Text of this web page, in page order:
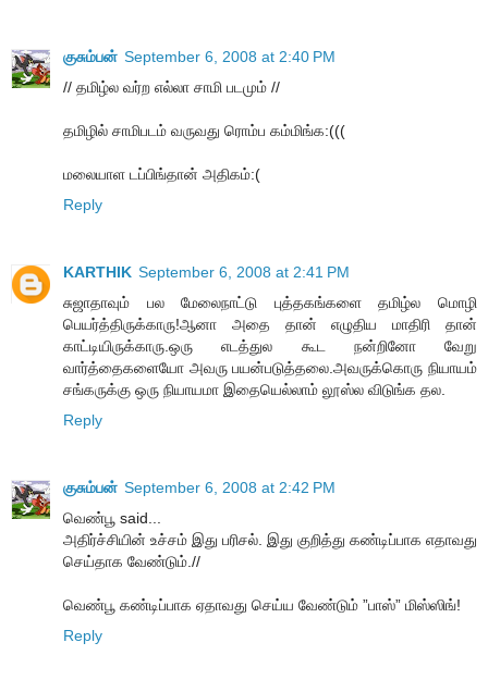
குசும்பன் September 6, 2008 at 2:40 PM
// தமிழ்ல வர்ற எல்லா சாமி படமும் //
தமிழில் சாமிபடம் வருவது ரொம்ப கம்மிங்க:(((
மலையாள டப்பிங்தான் அதிகம்:(
Reply
KARTHIK September 6, 2008 at 2:41 PM
சுஜாதாவும் பல மேலைநாட்டு புத்தகங்களை தமிழ்ல மொழி
பெயர்த்திருக்காரு!ஆனா அதை தான் எழுதிய மாதிரி தான்
காட்டியிருக்காரு.ஒரு எடத்துல கூட நன்றினோ வேறு
வார்த்தைகளையோ அவரு பயன்படுத்தலை.அவருக்கொரு நியாயம்
சங்கருக்கு ஒரு நியாயமா இதையெல்லாம் லூஸ்ல விடுங்க தல.
Reply
குசும்பன் September 6, 2008 at 2:42 PM
வெண்பூ said...
அதிர்ச்சியின் உச்சம் இது பரிசல். இது குறித்து கண்டிப்பாக எதாவது
செய்தாக வேண்டும்.//
வெண்பூ கண்டிப்பாக ஏதாவது செய்ய வேண்டும் ”பாஸ்” மிஸ்ஸிங்!
Reply